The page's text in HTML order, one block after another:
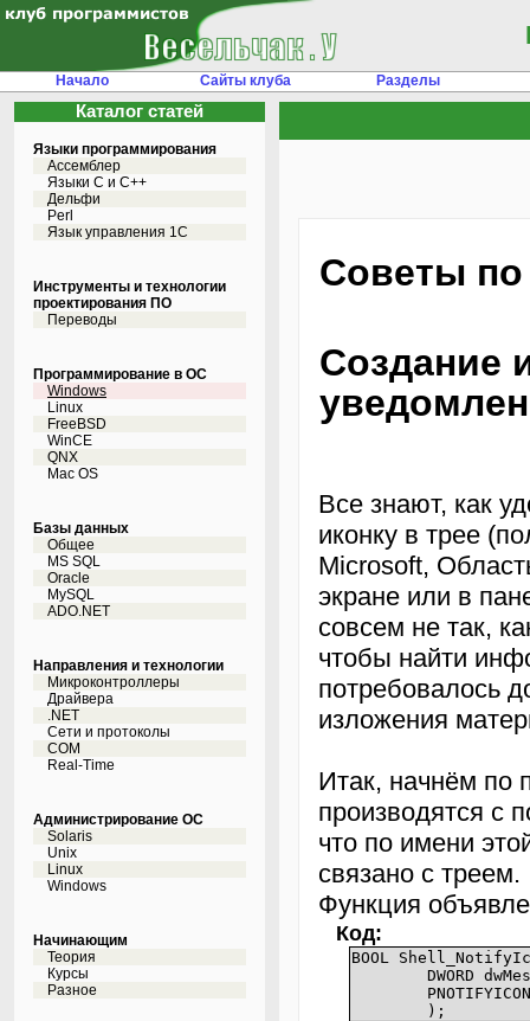
Начало Сайты клуба Разделы
Каталог статей
Языки программирования
Ассемблер
Языки С и C++
Дельфи
Perl
Язык управления 1С
Инструменты и технологии
проектирования ПО
Переводы
Программирование в ОС
Windows
Linux
FreeBSD
WinCE
QNX
Mac OS
Базы данных
Общее
MS SQL
Oracle
MySQL
ADO.NET
Направления и технологии
Микроконтроллеры
Драйвера
.NET
Сети и протоколы
COM
Real-Time
Администрирование ОС
Solaris
Unix
Linux
Windows
Начинающим
Теория
Курсы
Разное
Советы по
Создание
Все знают, как
иконку в трее
Microsoft,
экране или в
совсем не так,
чтобы найти
потребовалось
изложения
Итак, начнём по
производятся с
что по имени
связано с треем.
Функция
Код:
BOOL
DWORD
);